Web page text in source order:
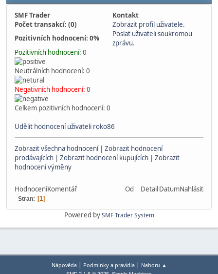
SMF Trader
Kontakt
Počet transakcí: (0)
Zobrazit profil uživatele.
Pozitivních hodnocení: 0%
Poslat uživateli soukromou
zprávu.
Pozitivních hodnocení: 0
Neutrálních hodnocení: 0
Negativních hodnocení: 0
Celkem pozitivních hodnocení: 0
Udělit hodnocení uživateli roko86
Zobrazit všechna hodnocení| Zobrazit hodnocení
prodávajících | Zobrazit hodnocení kupujících | Zobrazit
hodnocení výměny
HodnoceníKomentář Od DetailDatumNahlásit
Stran 1
Powered bySMF Trader System
Nápověda| Podmínky a pravidla| Nahoru ▲